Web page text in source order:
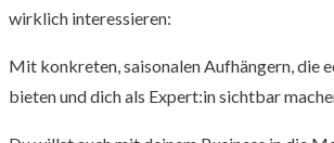
wirklich interessieren:
Mit konkreten, saisonalen Aufhängern, die
bieten und dich als Expert:in sichtbar